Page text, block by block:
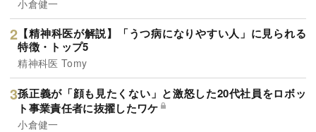
小倉健一
【精神科医が解説】「うつ病になりやすい人」に見られる
特徴・トップ5
精神科医 Tomy
孫正義が「顔も見たくない」と激怒した20代社員をロボッ
ト事業責任者に抜擢したワケ
小倉健一